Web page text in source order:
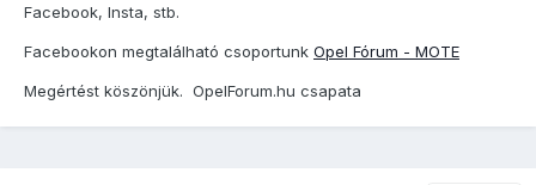
Facebook, Insta, stb.
Facebookon megtalálható csoportunk Opel Fórum - MOTE
Megértést köszönjük. OpelForum.hu csapata